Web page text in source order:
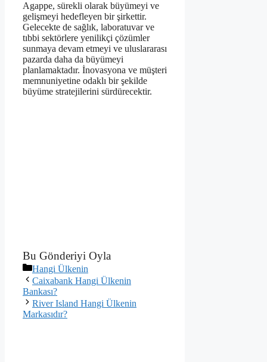
Agappe, sürekli olarak büyümeyi ve
gelişmeyi hedefleyen bir şirkettir.
Gelecekte de sağlık, laboratuvar ve
tıbbi sektörlere yenilikçi çözümler
sunmaya devam etmeyi ve uluslararası
pazarda daha da büyümeyi
planlamaktadır. İnovasyona ve müşteri
memnuniyetine odaklı bir şekilde
büyüme stratejilerini sürdürecektir.
Bu Gönderiyi Oyla
Kategoriler
Hangi Ülkenin
Caixabank Hangi Ülkenin
Bankası?
River Island Hangi Ülkenin
Markasıdır?